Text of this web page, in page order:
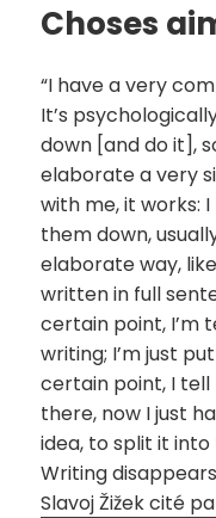
Choses
“I have a very
It’s
down [and do it],
elaborate a very
with me, it works:
them down,
elaborate way,
written in full
certain point, I’m
writing; I’m just
certain point, I tell
there, now I just
idea, to split it into
Writing
Slavoj Žižek cité